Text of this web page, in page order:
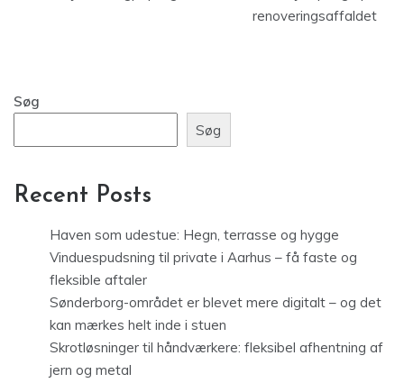
renoveringsaffaldet
Søg
Søg
Recent Posts
Haven som udestue: Hegn, terrasse og hygge
Vinduespudsning til private i Aarhus – få faste og
fleksible aftaler
Sønderborg-området er blevet mere digitalt – og det
kan mærkes helt inde i stuen
Skrotløsninger til håndværkere: fleksibel afhentning af
jern og metal